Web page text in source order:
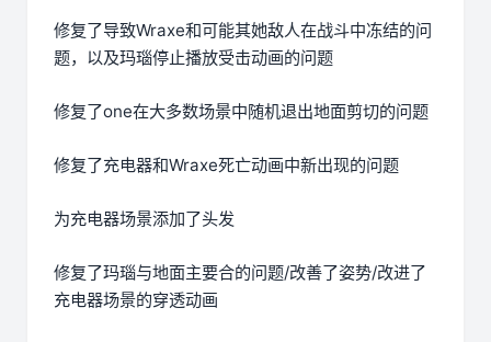
修复了导致Wraxe和可能其她敌人在战斗中冻结的问
题，以及玛瑙停止播放受击动画的问题
修复了one在大多数场景中随机退出地面剪切的问题
修复了充电器和Wraxe死亡动画中新出现的问题
为充电器场景添加了头发
修复了玛瑙与地面主要合的问题/改善了姿势/改进了
充电器场景的穿透动画